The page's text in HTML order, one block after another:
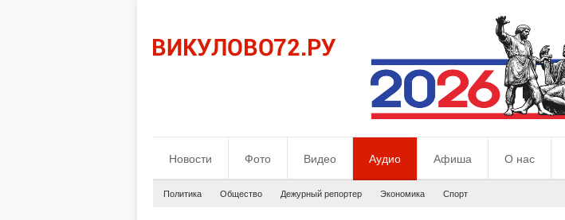
Новости Фото Видео Аудио Афиша О нас
Политика Общество Дежурный репортер Экономика Спорт